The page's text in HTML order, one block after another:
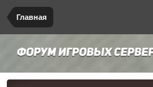
Главная